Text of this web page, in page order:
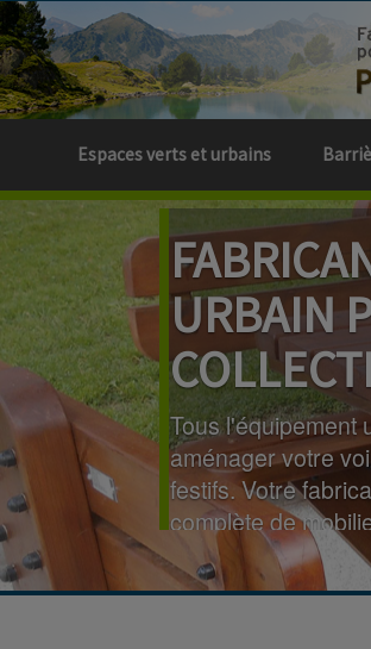
Espaces verts et urbains
URBAIN
Tous l'équipement
aménager votre
festifs. Votre
complète de
l'aménagement
stockage.